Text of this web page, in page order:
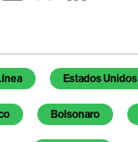
artículo Estados Unidos
Bolsonaro